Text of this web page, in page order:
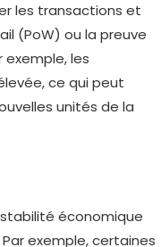
les transactions et
(PoW) ou la preuve
exemple, les
ce qui peut
unités de la
économique
exemple, certaines